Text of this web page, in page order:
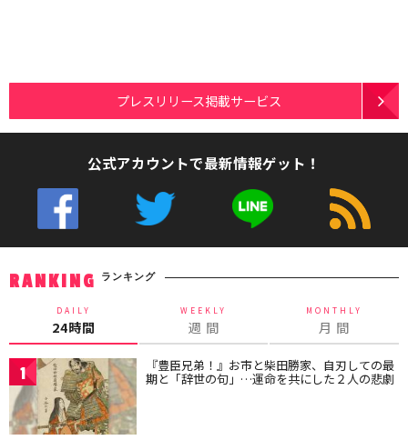
プレスリリース掲載サービス
公式アカウントで最新情報ゲット！
RANKING ランキング
DAILY
24時間
WEEKLY
週 間
MONTHLY
月 間
1 『豊臣兄弟！』お市と柴田勝家、自刃しての最
期と「辞世の句」…運命を共にした２人の悲劇